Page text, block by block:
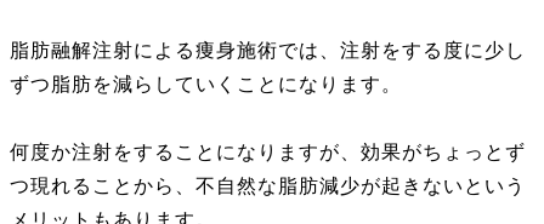
脂肪融解注射による痩身施術では、注射をする度に少し
ずつ脂肪を減らしていくことになります。
何度か注射をすることになりますが、効果がちょっとず
つ現れることから、不自然な脂肪減少が起きないという